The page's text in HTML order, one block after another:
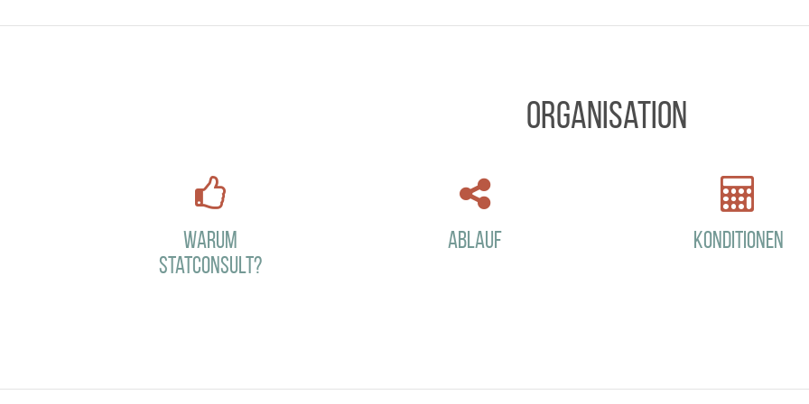
Organisation
Warum
StatConsult?
Ablauf Konditionen